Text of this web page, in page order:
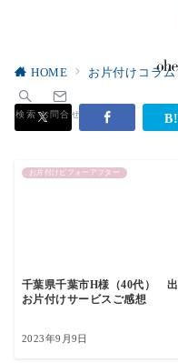
検索 お問合せ
HOME お片付けコラム
お片付けビフォーアフター
千葉県千葉市H様（40代）
お片付けサービスご感想
2023年9月9日